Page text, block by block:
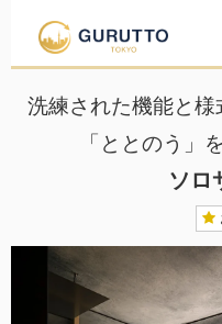
TOP 観光・宿泊・レジャー
洗練された機能と
「ととのう」
ソロ